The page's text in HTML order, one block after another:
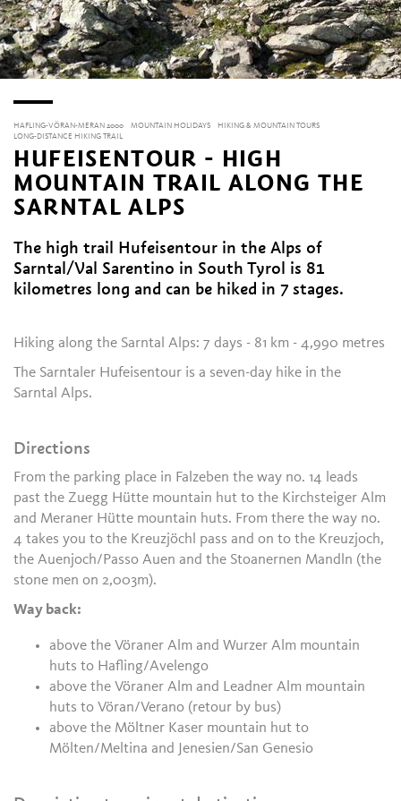
HAFLING-VÖRAN-MERAN 2000 MOUNTAIN HOLIDAYS
HIKING & MOUNTAIN TOURS
LONG-DISTANCE HIKING TRAIL
HUFEISENTOUR - HIGH
MOUNTAIN TRAIL ALONG THE
SARNTAL ALPS
The high trail Hufeisentour in the Alps of
Sarntal/Val Sarentino in South Tyrol is 81
kilometres long and can be hiked in 7 stages.
Hiking along the Sarntal Alps: 7 days - 81 km - 4,990 metres
The Sarntaler Hufeisentour is a seven-day hike in the
Sarntal Alps.
Directions
From the parking place in Falzeben the way no. 14 leads
past the Zuegg Hütte mountain hut to the Kirchsteiger Alm
and Meraner Hütte mountain huts. From there the way no.
4 takes you to the Kreuzjöchl pass and on to the Kreuzjoch,
the Auenjoch/Passo Auen and the Stoanernen Mandln (the
stone men on 2,003m).
Way back:
above the Vöraner Alm and Wurzer Alm mountain
huts to Hafling/Avelengo
above the Vöraner Alm and Leadner Alm mountain
huts to Vöran/Verano (retour by bus)
above the Möltner Kaser mountain hut to
Mölten/Meltina and Jenesien/San Genesio